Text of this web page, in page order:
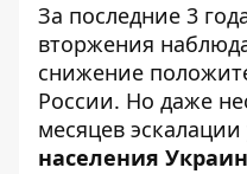
За последние 3
вторжения
снижение
России. Но даже
месяцев
населения